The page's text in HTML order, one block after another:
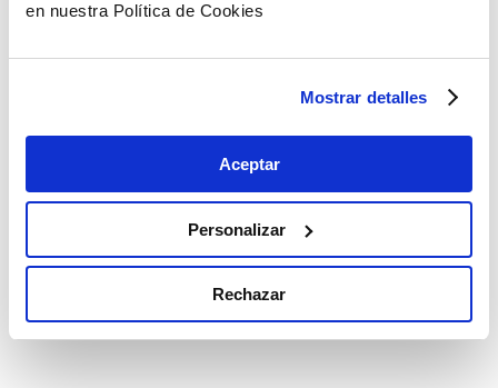
en nuestra Política de Cookies
Mostrar detalles
Aceptar
Personalizar
Rechazar